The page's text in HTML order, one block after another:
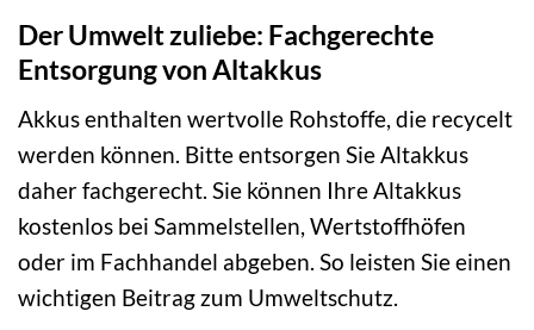
Der Umwelt zuliebe: Fachgerechte
Entsorgung von Altakkus
Akkus enthalten wertvolle Rohstoffe, die recycelt
werden können. Bitte entsorgen Sie Altakkus
daher fachgerecht. Sie können Ihre Altakkus
kostenlos bei Sammelstellen, Wertstoffhöfen
oder im Fachhandel abgeben. So leisten Sie einen
wichtigen Beitrag zum Umweltschutz.